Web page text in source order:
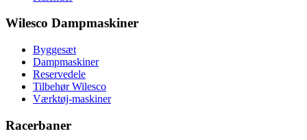
Wilesco Dampmaskiner
Byggesæt
Dampmaskiner
Reservedele
Tilbehør Wilesco
Værktøj-maskiner
Racerbaner